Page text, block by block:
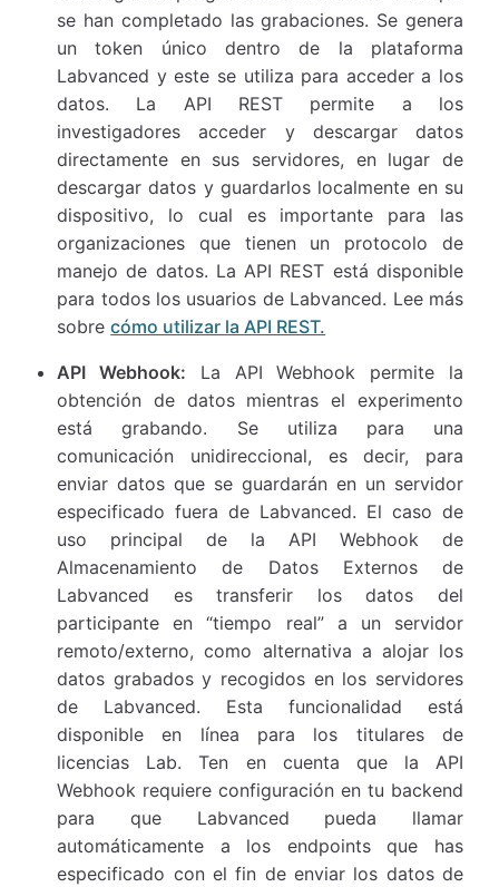
se han completado las grabaciones. Se genera
un token único dentro de la plataforma
Labvanced y este se utiliza para acceder a los
datos. La API REST permite a los
investigadores acceder y descargar datos
directamente en sus servidores, en lugar de
descargar datos y guardarlos localmente en su
dispositivo, lo cual es importante para las
organizaciones que tienen un protocolo de
manejo de datos. La API REST está disponible
para todos los usuarios de Labvanced. Lee más
sobrecómo utilizar la API REST.
API Webhook: La API Webhook permite la
obtención de datos mientras el experimento
está grabando. Se utiliza para una
comunicación unidireccional, es decir, para
enviar datos que se guardarán en un servidor
especificado fuera de Labvanced. El caso de
uso principal de la API Webhook de
Almacenamiento de Datos Externos de
Labvanced es transferir los datos del
participante en “tiempo real” a un servidor
remoto/externo, como alternativa a alojar los
datos grabados y recogidos en los servidores
de Labvanced. Esta funcionalidad está
disponible en línea para los titulares de
licencias Lab. Ten en cuenta que la API
Webhook requiere configuración en tu backend
para que Labvanced pueda llamar
automáticamente a los endpoints que has
especificado con el fin de enviar los datos de